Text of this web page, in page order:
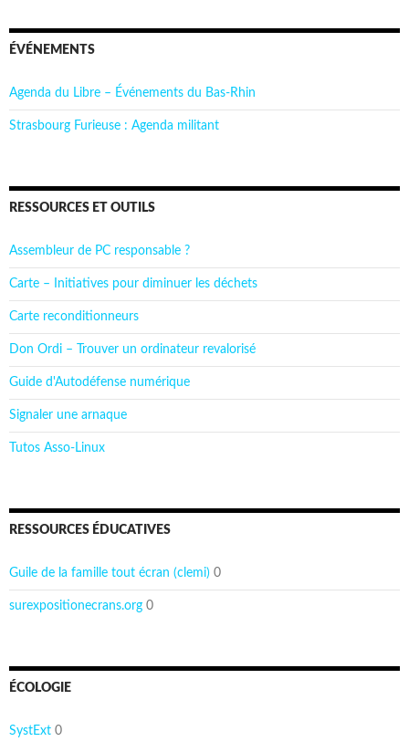
ÉVÉNEMENTS
Agenda du Libre – Événements du Bas-Rhin
Strasbourg Furieuse : Agenda militant
RESSOURCES ET OUTILS
Assembleur de PC responsable ?
Carte – Initiatives pour diminuer les déchets
Carte reconditionneurs
Don Ordi – Trouver un ordinateur revalorisé
Guide d'Autodéfense numérique
Signaler une arnaque
Tutos Asso-Linux
RESSOURCES ÉDUCATIVES
Guile de la famille tout écran (clemi) 0
surexpositionecrans.org 0
ÉCOLOGIE
SystExt 0